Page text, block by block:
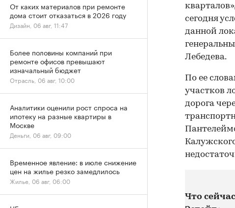
сегодня
данной
Лебедева.
По ее
участков
дорога
Что
От каких материалов при ремонте
дома стоит отказаться в 2026 году
Дизайн, 06 авг, 11:47
Более половины компаний при
ремонте офисов превышают
изначальный бюджет
Отрасль, 06 авг, 10:00
Аналитики оценили рост спроса на
ипотеку на разные квартиры в
Москве
Деньги, 06 авг, 09:00
Временное явление: в июле снижение
цен на жилье резко замедлилось
Жилье, 06 авг, 06:00